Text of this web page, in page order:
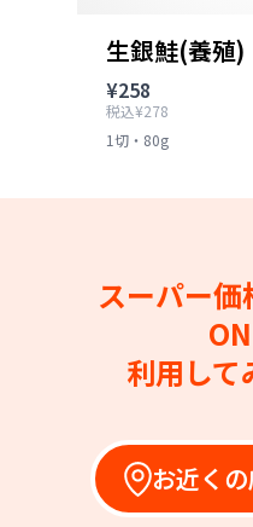
生銀鮭(養殖)
¥258
税込¥278
1切・80g
スーパー価
利用して
お近く